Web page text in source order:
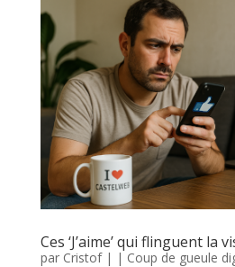
Ces ‘J’aime’ qui flinguent la
par Cristof| | Coup de gueule